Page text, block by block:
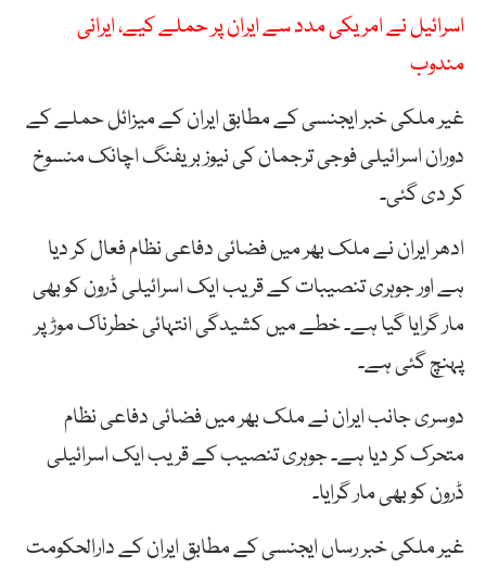
اسرائیل نے امریکی مدد سے ایران پر حملے کیے، ایرانی
مندوب
غیر ملکی خبر ایجنسی کے مطابق ایران کے میزائل حملے کے
دوران اسرائیلی فوجی ترجمان کی نیوز بریفنگ اچانک منسوخ
کر دی گئی۔
ادھر ایران نے ملک بھر میں فضائی دفاعی نظام فعال کر دیا
ہے اور جوہری تنصیبات کے قریب ایک اسرائیلی ڈرون کو بھی
مار گرایا گیا ہے۔ خطے میں کشیدگی انتہائی خطرناک موڑ پر
پہنچ گئی ہے۔
دوسری جانب ایران نے ملک بھر میں فضائی دفاعی نظام
متحرک کر دیا ہے۔ جوہری تنصیب کے قریب ایک اسرائیلی
ڈرون کو بھی مار گرایا۔
غیر ملکی خبر رساں ایجنسی کے مطابق ایران کے دارالحکومت